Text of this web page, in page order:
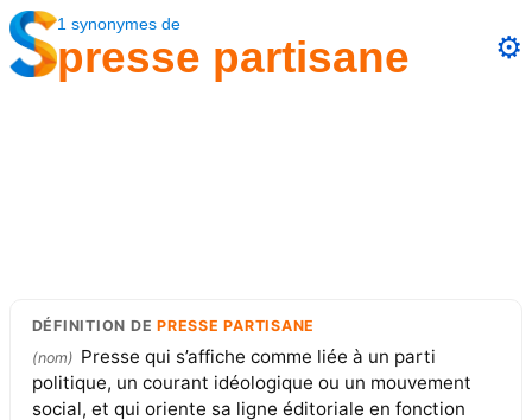
1 synonymes de
presse partisane ⚙️
DÉFINITION DEPRESSE PARTISANE
(nom) Presse qui s’affiche comme liée à un parti
politique, un courant idéologique ou un mouvement
social, et qui oriente sa ligne éditoriale en fonction